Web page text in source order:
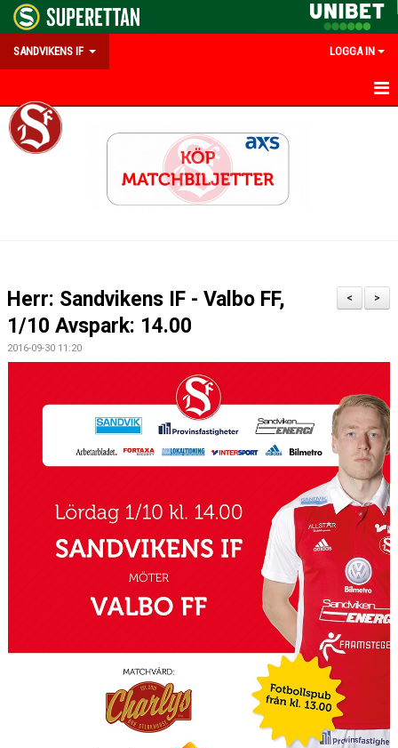
SANDVIKENS IF LOGGA IN
HEM
#FRAMTIDSSUPPORTER
INTRESSEANMÄLAN FÖR SPELARE
INTRESSEANMÄLAN LEDARE
ANMÄLAN TILL CAMPER
>
<
Herr: Sandvikens IF - Valbo FF,
1/10 Avspark: 14.00
2016-09-30 11:20